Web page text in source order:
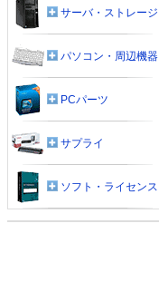
サーバ・ストレージ
パソコン・周辺機器
PCパーツ
サプライ
ソフト・ライセンス